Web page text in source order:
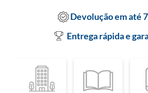
Devolução em até
Entrega rápida e